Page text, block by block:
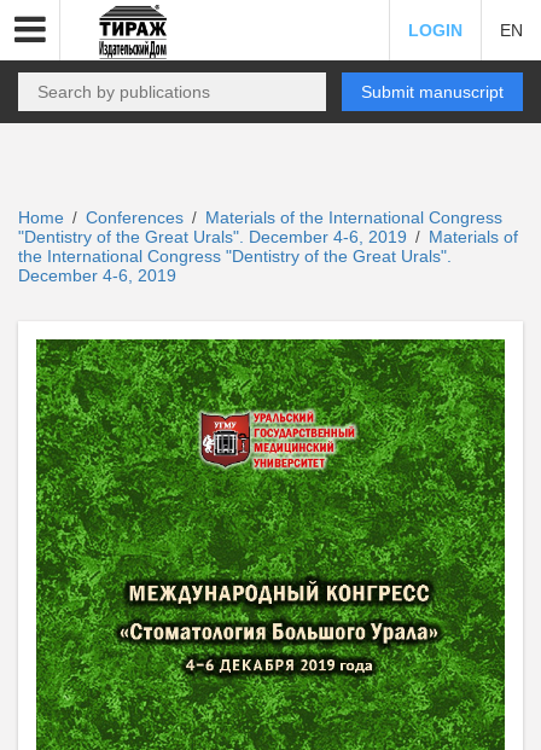
LOGIN EN
Submit manuscript
Home / Conferences / Materials of the International Congress
"Dentistry of the Great Urals". December 4-6, 2019 / Materials of
the International Congress "Dentistry of the Great Urals".
December 4-6, 2019